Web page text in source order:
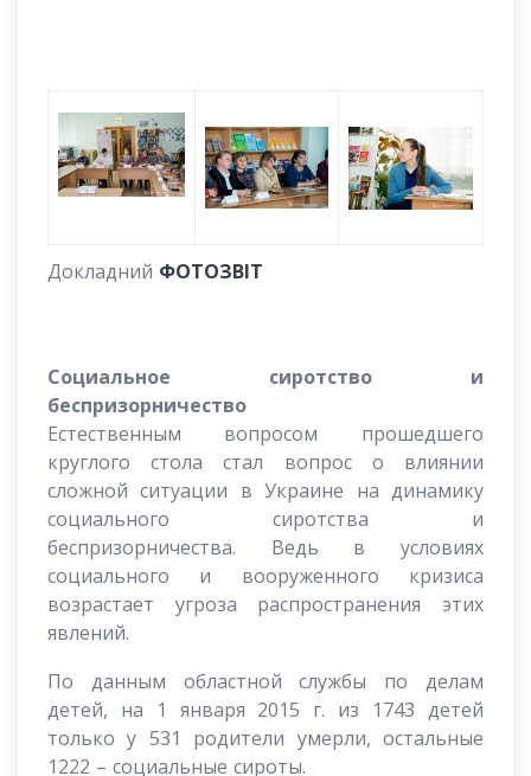
Докладний ФОТОЗВІТ
Социальное сиротство и
беспризорничество
Естественным вопросом прошедшего
круглого стола стал вопрос о влиянии
сложной ситуации в Украине на динамику
социального сиротства и
беспризорничества. Ведь в условиях
социального и вооруженного кризиса
возрастает угроза распространения этих
явлений.
По данным областной службы по делам
детей, на 1 января 2015 г. из 1743 детей
только у 531 родители умерли, остальные
1222 – социальные сироты.